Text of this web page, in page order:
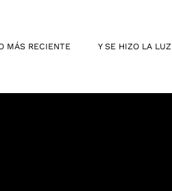
MÁS RECIENTE Y SE HIZO LA LUZ